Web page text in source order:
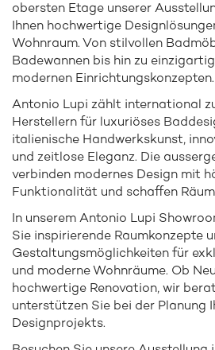
obersten Etage unserer
Ihnen hochwertige
Wohnraum. Von stilvollen
Badewannen bis hin zu
modernen Einrichtungskonzepten.
Antonio Lupi zählt international
Herstellern für luxuriöses
italienische Handwerkskunst,
und zeitlose Eleganz. Die
verbinden modernes Design mit
Funktionalität und schaffen
In unserem Antonio Lupi
Sie inspirierende Raumkonzepte
Gestaltungsmöglichkeiten für
und moderne Wohnräume. Ob
hochwertige Renovation, wir
unterstützen Sie bei der Planung
Designprojekts.